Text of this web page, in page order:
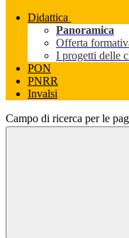
Didattica
Panoramica
Offerta
I progetti delle
PON
PNRR
Invalsi
Campo di ricerca per le